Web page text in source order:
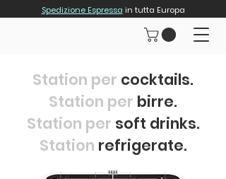
Spedizione Espressa in tutta Europa
Station per cocktails.
Station per birre.
Station per soft drinks.
Station refrigerate.